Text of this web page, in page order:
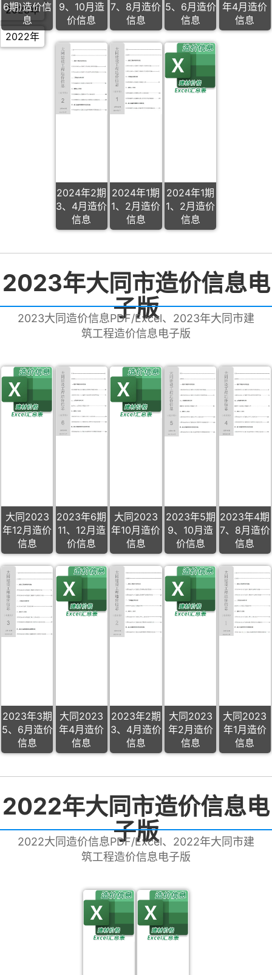
6期)造价信
息
9、10月造
价信息
7、8月造价
信息
5、6月造价
信息
年4月造价
信息
2024年2期
3、4月造价
信息
2024年1期
1、2月造价
信息
2024年1期
1、2月造价
信息
2023年大同市造价信息电
子版
2023大同造价信息PDF/Excel、2023年大同市建
筑工程造价信息电子版
大同2023
年12月造价
信息
2023年6期
11、12月造
价信息
大同2023
年10月造价
信息
2023年5期
9、10月造
价信息
2023年4期
7、8月造价
信息
2023年3期
5、6月造价
信息
大同2023
年4月造价
信息
2023年2期
3、4月造价
信息
大同2023
年2月造价
信息
大同2023
年1月造价
信息
2022年大同市造价信息电
子版
2022大同造价信息PDF/Excel、2022年大同市建
筑工程造价信息电子版
2023年
2022年